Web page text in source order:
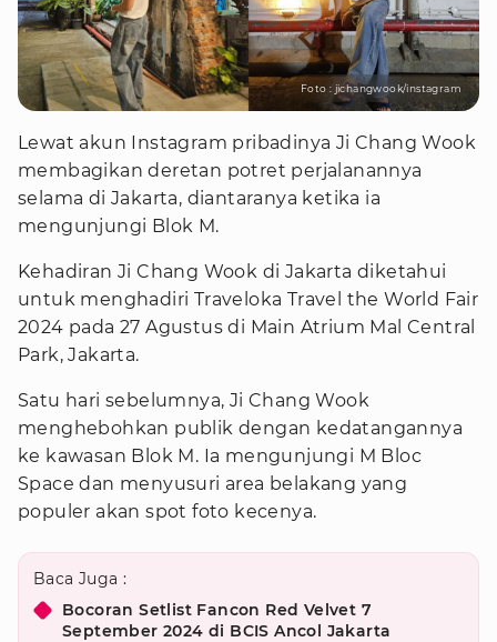
Foto : jichangwook/instagram
Lewat akun Instagram pribadinya Ji Chang Wook
membagikan deretan potret perjalanannya
selama di Jakarta, diantaranya ketika ia
mengunjungi Blok M.
Kehadiran Ji Chang Wook di Jakarta diketahui
untuk menghadiri Traveloka Travel the World Fair
2024 pada 27 Agustus di Main Atrium Mal Central
Park, Jakarta.
Satu hari sebelumnya, Ji Chang Wook
menghebohkan publik dengan kedatangannya
ke kawasan Blok M. Ia mengunjungi M Bloc
Space dan menyusuri area belakang yang
populer akan spot foto kecenya.
Baca Juga :
Bocoran Setlist Fancon Red Velvet 7
September 2024 di BCIS Ancol Jakarta